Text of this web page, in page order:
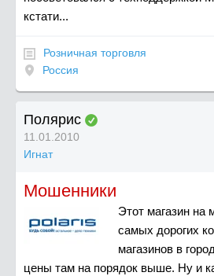
кстати...
Розничная торговля
Россия
Полярис
11.01.2010
Игнат
Мошенники
Этот магазин на
самых дорогих
магазинов в
цены там на порядок выше. Ну и